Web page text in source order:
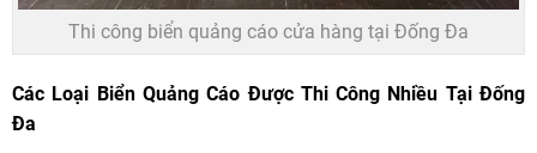
Thi công biển quảng cáo cửa hàng tại Đống Đa
Các Loại Biển Quảng Cáo Được Thi Công Nhiều Tại Đống
Đa